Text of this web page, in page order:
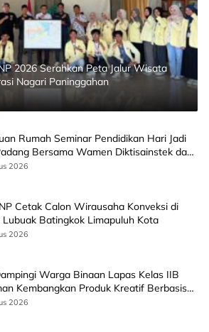
2026 Serahkan Peta Jalur Wisata
Nagari Paninggahan
Rumah Seminar Pendidikan Hari Jadi
Bersama Wamen Diktisainstek dan
Malaysia
2026
Cetak Calon Wirausaha Konveksi di
Lubuak Batingkok Limapuluh Kota
2026
Warga Binaan Lapas Kelas IIB
Kembangkan Produk Kreatif Berbasis
2026